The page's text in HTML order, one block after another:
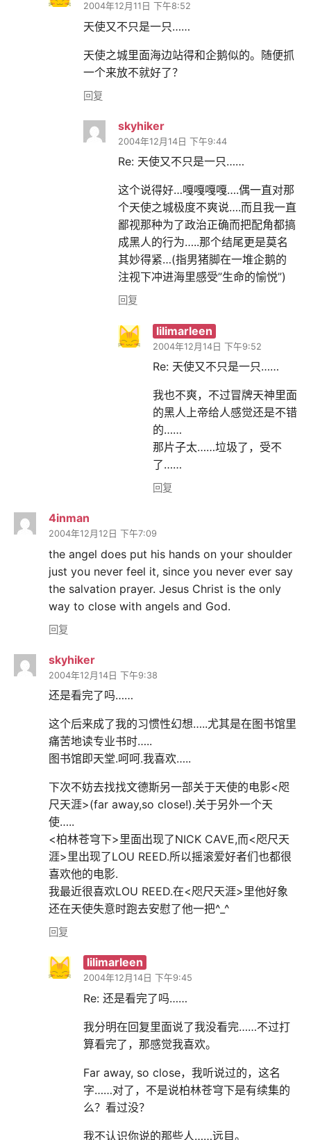
2004年12月11日 下午8:52
天使又不只是一只……
天使之城里面海边站得和企鹅似的。随便抓
一个来放不就好了？
回复
skyhiker
2004年12月14日 下午9:44
Re: 天使又不只是一只……
这个说得好…嘎嘎嘎嘎….偶一直对那
个天使之城极度不爽说….而且我一直
鄙视那种为了政治正确而把配角都搞
成黑人的行为…..那个结尾更是莫名
其妙得紧…(指男猪脚在一堆企鹅的
注视下冲进海里感受”生命的愉悦”)
回复
lilimarleen
2004年12月14日 下午9:52
Re: 天使又不只是一只……
我也不爽，不过冒牌天神里面
的黑人上帝给人感觉还是不错
的……
那片子太……垃圾了，受不
了……
回复
4inman
2004年12月12日 下午7:09
the angel does put his hands on your shoulder
just you never feel it, since you never ever say
the salvation prayer. Jesus Christ is the only
way to close with angels and God.
回复
skyhiker
2004年12月14日 下午9:38
还是看完了吗……
这个后来成了我的习惯性幻想…..尤其是在图书馆里
痛苦地读专业书时…..
图书馆即天堂.呵呵.我喜欢…..
下次不妨去找找文德斯另一部关于天使的电影<咫
尺天涯>(far away,so close!).关于另外一个天
使…..
<柏林苍穹下>里面出现了NICK CAVE,而<咫尺天
涯>里出现了LOU REED.所以摇滚爱好者们也都很
喜欢他的电影.
我最近很喜欢LOU REED.在<咫尺天涯>里他好象
还在天使失意时跑去安慰了他一把^_^
回复
lilimarleen
2004年12月14日 下午9:45
Re: 还是看完了吗……
我分明在回复里面说了我没看完……不过打
算看完了，那感觉我喜欢。
Far away, so close，我听说过的，这名
字……对了，不是说柏林苍穹下是有续集的
么？看过没？
我不认识你说的那些人……远目。